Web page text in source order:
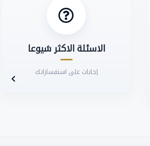
الاسئلة الاكثر شيوعا
إجابات على استفساراتك